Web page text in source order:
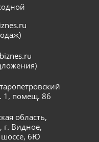
1, помещ. 86
область,
г. Видное,
шоссе, 6Ю